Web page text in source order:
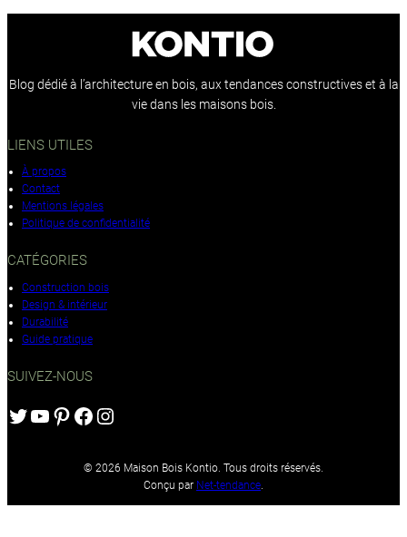
Blog dédié à l’architecture en bois, aux tendances constructives et à la
vie dans les maisons bois.
LIENS UTILES
À propos
Contact
Mentions légales
Politique de confidentialité
CATÉGORIES
Construction bois
Design & intérieur
Durabilité
Guide pratique
SUIVEZ-NOUS
Twitter YouTube Pinterest Facebook Instagram
© 2026 Maison Bois Kontio. Tous droits réservés.
Conçu par Net-tendance.